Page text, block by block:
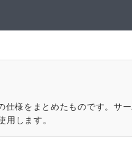
様をまとめたものです。サ
します。